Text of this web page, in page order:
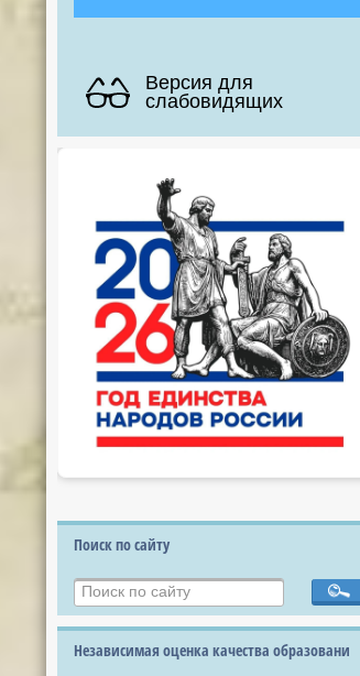
Версия для
слабовидящих
Поиск по сайту
Независимая оценка качества образовани